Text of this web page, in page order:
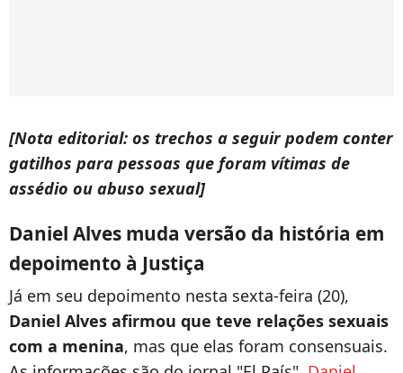
[Nota editorial: os trechos a seguir podem conter
gatilhos para pessoas que foram vítimas de
assédio ou abuso sexual]
Daniel Alves muda versão da história em
depoimento à Justiça
Já em seu depoimento nesta sexta-feira (20),
Daniel Alves afirmou que teve relações sexuais
com a menina, mas que elas foram consensuais.